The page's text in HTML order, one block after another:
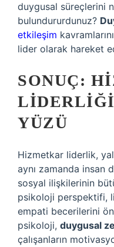
duygusal süreçlerini
bulundururdunuz?
etkileşim
lider olarak hareket
SONUÇ:
YÜZÜ
Hizmetkar liderlik,
aynı zamanda insan
sosyal ilişkilerinin
psikoloji perspektifi,
empati becerilerini
psikoloji, duygusal
çalışanların